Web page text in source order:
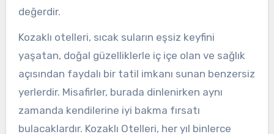
değerdir.
Kozaklı otelleri, sıcak suların eşsiz keyfini
yaşatan, doğal güzelliklerle iç içe olan ve sağlık
açısından faydalı bir tatil imkanı sunan benzersiz
yerlerdir. Misafirler, burada dinlenirken aynı
zamanda kendilerine iyi bakma fırsatı
bulacaklardır. Kozaklı Otelleri, her yıl binlerce